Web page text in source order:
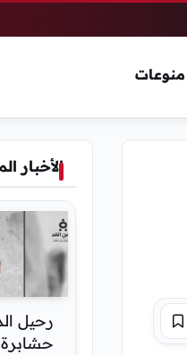
منوعات
حفظ
الأخبار
رحيل